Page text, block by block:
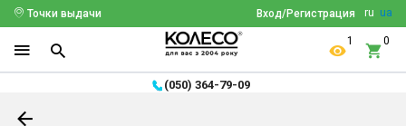
ru ua
Вход/Регистрация
Точки выдачи
1 0
(050) 364-79-09